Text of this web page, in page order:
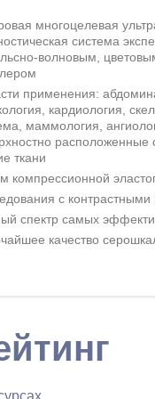
многоцелевая
система
волновым,
применения:
кардиология,
маммология,
расположенные
ткани
компрессионной
с
спектр самых
качество